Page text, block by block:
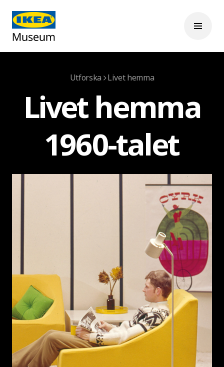
Utforska Livet hemma
Livet hemma
1960-talet